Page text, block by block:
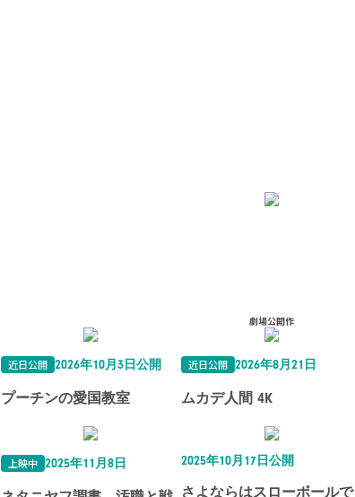
劇場公開作
近日公開 2026年10月3日公開
プーチンの愛国教室
近日公開 2026年8月21日
ムカデ人間 4K
上映中 2025年11月8日 2025年10月17日公開
さよならはスローボールで